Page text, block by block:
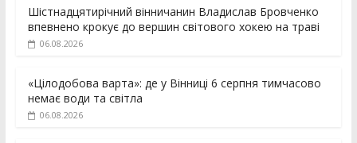
Шістнадцятирічний вінничанин Владислав Бровченко
впевнено крокує до вершин світового хокею на траві
06.08.2026
«Цілодобова варта»: де у Вінниці 6 серпня тимчасово
немає води та світла
06.08.2026